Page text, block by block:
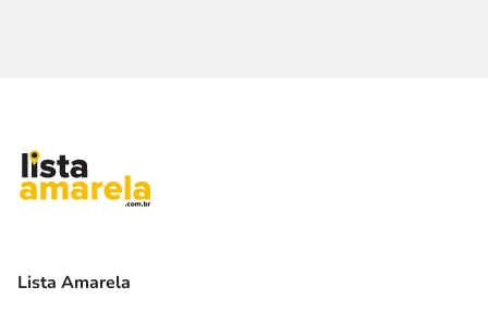
Lista Amarela